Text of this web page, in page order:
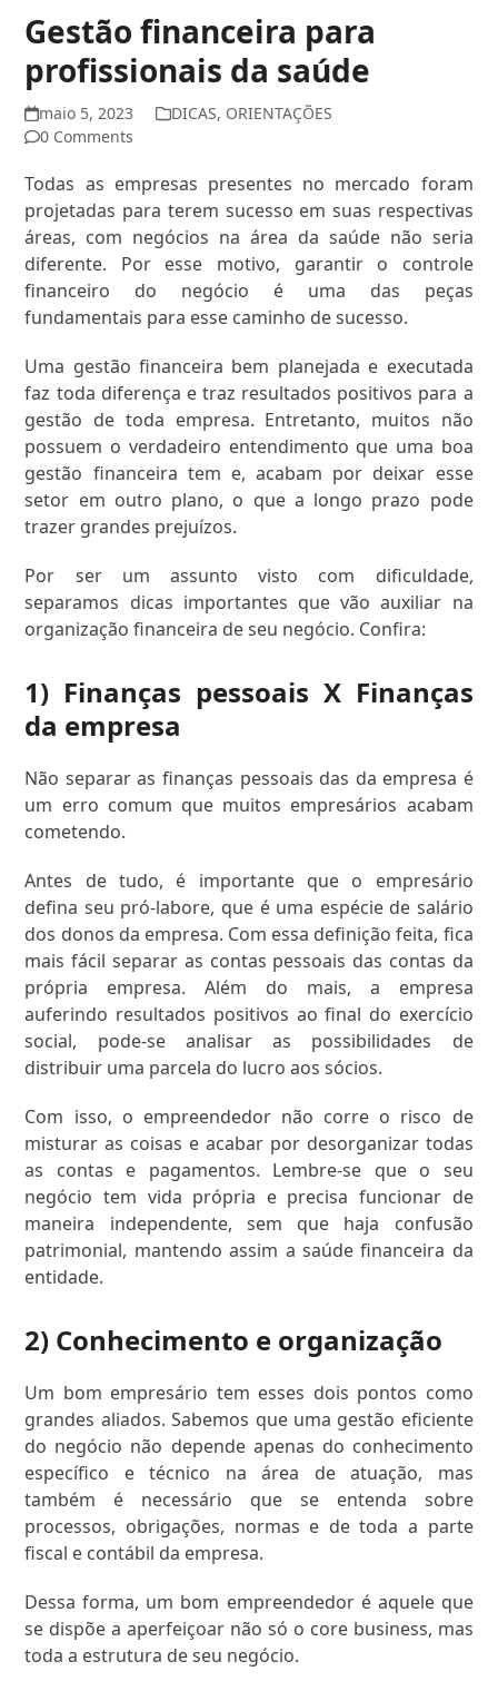
Gestão financeira para
profissionais da saúde
maio 5, 2023 DICAS, ORIENTAÇÕES
0 Comments
Todas as empresas presentes no mercado foram
projetadas para terem sucesso em suas respectivas
áreas, com negócios na área da saúde não seria
diferente. Por esse motivo, garantir o controle
financeiro do negócio é uma das peças
fundamentais para esse caminho de sucesso.
Uma gestão financeira bem planejada e executada
faz toda diferença e traz resultados positivos para a
gestão de toda empresa. Entretanto, muitos não
possuem o verdadeiro entendimento que uma boa
gestão financeira tem e, acabam por deixar esse
setor em outro plano, o que a longo prazo pode
trazer grandes prejuízos.
Por ser um assunto visto com dificuldade,
separamos dicas importantes que vão auxiliar na
organização financeira de seu negócio. Confira:
1) Finanças pessoais X Finanças
da empresa
Não separar as finanças pessoais das da empresa é
um erro comum que muitos empresários acabam
cometendo.
Antes de tudo, é importante que o empresário
defina seu pró-labore, que é uma espécie de salário
dos donos da empresa. Com essa definição feita, fica
mais fácil separar as contas pessoais das contas da
própria empresa. Além do mais, a empresa
auferindo resultados positivos ao final do exercício
social, pode-se analisar as possibilidades de
distribuir uma parcela do lucro aos sócios.
Com isso, o empreendedor não corre o risco de
misturar as coisas e acabar por desorganizar todas
as contas e pagamentos. Lembre-se que o seu
negócio tem vida própria e precisa funcionar de
maneira independente, sem que haja confusão
patrimonial, mantendo assim a saúde financeira da
entidade.
2) Conhecimento e organização
Um bom empresário tem esses dois pontos como
grandes aliados. Sabemos que uma gestão eficiente
do negócio não depende apenas do conhecimento
específico e técnico na área de atuação, mas
também é necessário que se entenda sobre
processos, obrigações, normas e de toda a parte
fiscal e contábil da empresa.
Dessa forma, um bom empreendedor é aquele que
se dispõe a aperfeiçoar não só o core business, mas
toda a estrutura de seu negócio.